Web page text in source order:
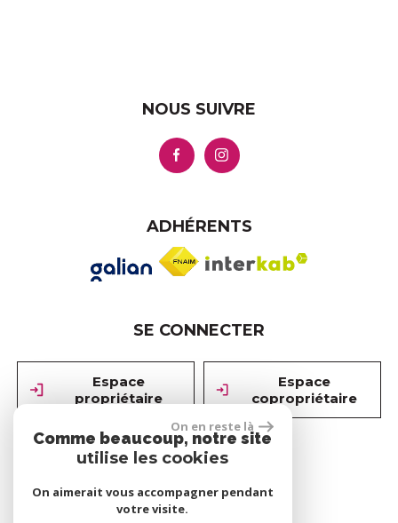
NOUS SUIVRE
ADHÉRENTS
SE CONNECTER
Espace
propriétaire
Espace
copropriétaire
réalisé par
On en reste là
Comme beaucoup, notre site
utilise les cookies
On aimerait vous accompagner pendant
votre visite.